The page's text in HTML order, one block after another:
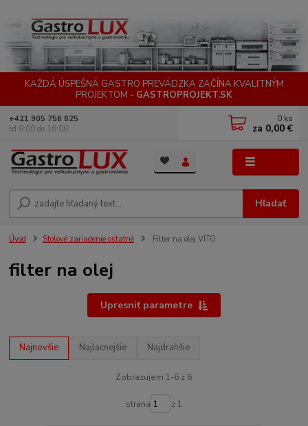
KAŽDÁ ÚSPEŠNÁ GASTRO PREVÁDZKA ZAČÍNA KVALITNÝM
PROJEKTOM - GASTROPROJEKT.SK
Hľadať
+421 905 756 825
od 8:00 do 16:00
0 ks
za 0,00 €
Úvod Stolové zariadenie ostatné Filter na olej VITO
filter na olej
Upresniť parametre
Najnovšie Najlacnejšie Najdrahšie
Zobrazujem 1-6 z 6
strana z 1